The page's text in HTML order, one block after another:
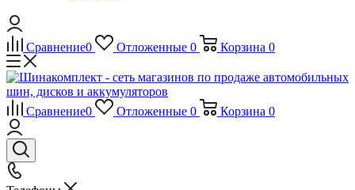
Сравнение0 Отложенные 0 Корзина 0
Сравнение0 Отложенные 0 Корзина 0